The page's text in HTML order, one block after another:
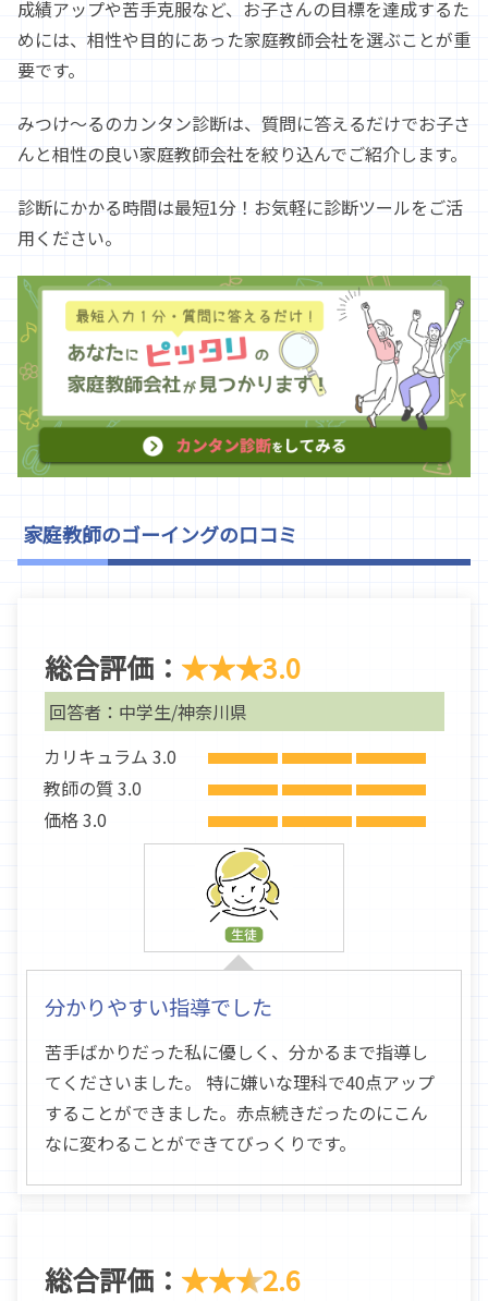
成績アップや苦手克服など、お子さんの目標を達成するた
めには、相性や目的にあった家庭教師会社を選ぶことが重
要です。
みつけ～るのカンタン診断は、質問に答えるだけでお子さ
んと相性の良い家庭教師会社を絞り込んでご紹介します。
診断にかかる時間は最短1分！お気軽に診断ツールをご活
用ください。
家庭教師のゴーイングの口コミ
総合評価： ★★★3.0
回答者：中学生/神奈川県
カリキュラム 3.0
教師の質 3.0
価格 3.0
分かりやすい指導でした
苦手ばかりだった私に優しく、分かるまで指導し
てくださいました。 特に嫌いな理科で40点アップ
することができました。赤点続きだったのにこん
なに変わることができてびっくりです。
総合評価： ★★★2.6